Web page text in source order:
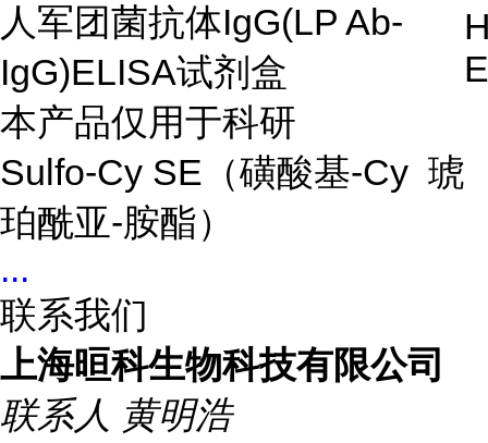
人军团菌抗体IgG(LP Ab-
IgG)ELISA试剂盒
本产品仅用于科研
Sulfo-Cy SE（磺酸基-Cy 琥
珀酰亚-胺酯）
...
联系我们
上海晅科生物科技有限公司
联系人 黄明浩